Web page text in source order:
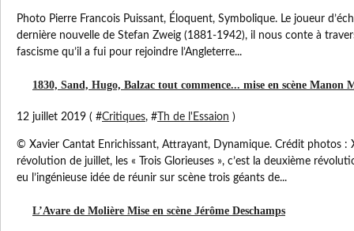
Photo Pierre Francois Puissant, Éloquent, Symbolique. Le joueur
dernière nouvelle de Stefan Zweig (1881-1942), il nous conte à
fascisme qu’il a fui pour rejoindre l’Angleterre...
1830, Sand, Hugo, Balzac tout commence... mise en scène Manon
12 juillet 2019 ( #Critiques, # Th de l'Essaion )
© Xavier Cantat Enrichissant, Attrayant, Dynamique. Crédit photos :
révolution de juillet, les « Trois Glorieuses », c’est la deuxième
eu l’ingénieuse idée de réunir sur scène trois géants de...
L’Avare de Molière Mise en scène Jérôme Deschamps